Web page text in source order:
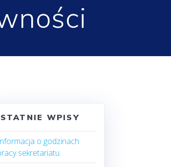
WPISY
o godzinach
sekretariatu